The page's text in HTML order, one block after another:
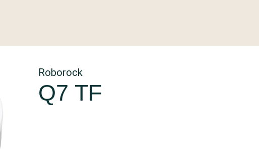
Roborock
Q7 TF